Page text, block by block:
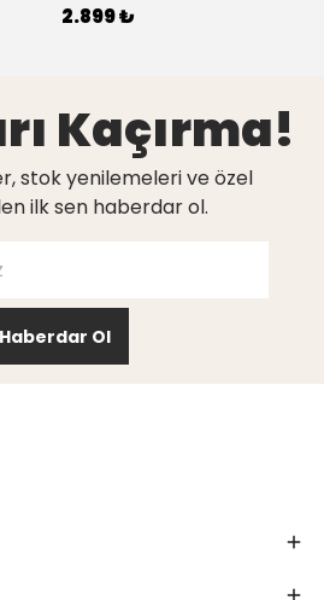
2.899 ₺
Kaçırma!
stok yenilemeleri ve özel
ilk sen haberdar ol.
Haberdar Ol